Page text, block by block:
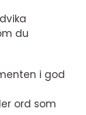
du
i god
ord som